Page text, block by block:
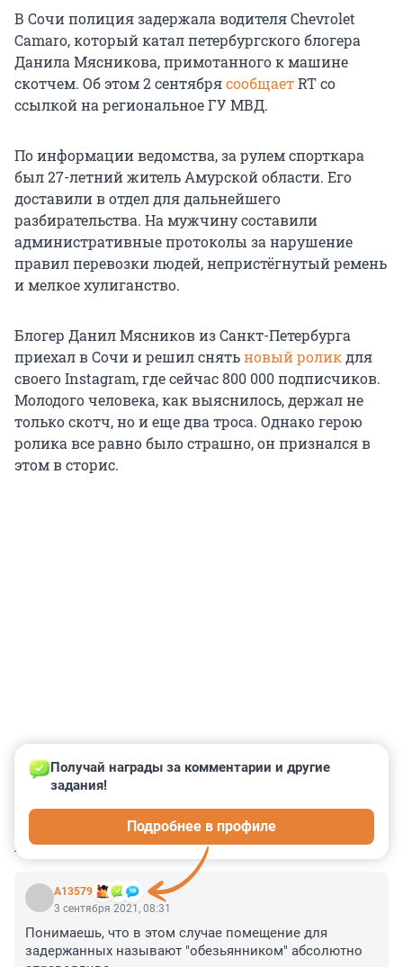
В Сочи полиция задержала водителя Chevrolet
Camaro, который катал петербургского блогера
Данила Мясникова, примотанного к машине
скотчем. Об этом 2 сентябрясообщаетRT со
ссылкой на региональное ГУ МВД.
По информации ведомства, за рулем спорткара
был 27-летний житель Амурской области. Его
доставили в отдел для дальнейшего
разбирательства. На мужчину составили
административные протоколы за нарушение
правил перевозки людей, непристёгнутый ремень
и мелкое хулиганство.
Блогер Данил Мясников из Санкт-Петербурга
приехал в Сочи и решил снятьновый роликдля
своего Instagram, где сейчас 800 000 подписчиков.
Молодого человека, как выяснилось, держал не
только скотч, но и еще два троса. Однако герою
ролика все равно было страшно, он признался в
этом в сторис.
КОММЕНТАРИИ 3
А13579
Получай награды за комментарии и другие
задания!
Подробнее в профиле
3 сентября 2021, 08:31
Понимаешь, что в этом случае помещение для
задержанных называют "обезьянником" абсолютно